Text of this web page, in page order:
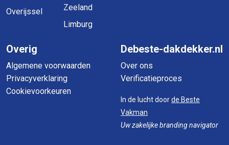
Overijssel
Zeeland
Limburg
Overig
Algemene voorwaarden
Privacyverklaring
Cookievoorkeuren
Debeste-dakdekker.nl
Over ons
Verificatieproces
In de lucht doorde Beste
Vakman
Uw zakelijke branding navigator